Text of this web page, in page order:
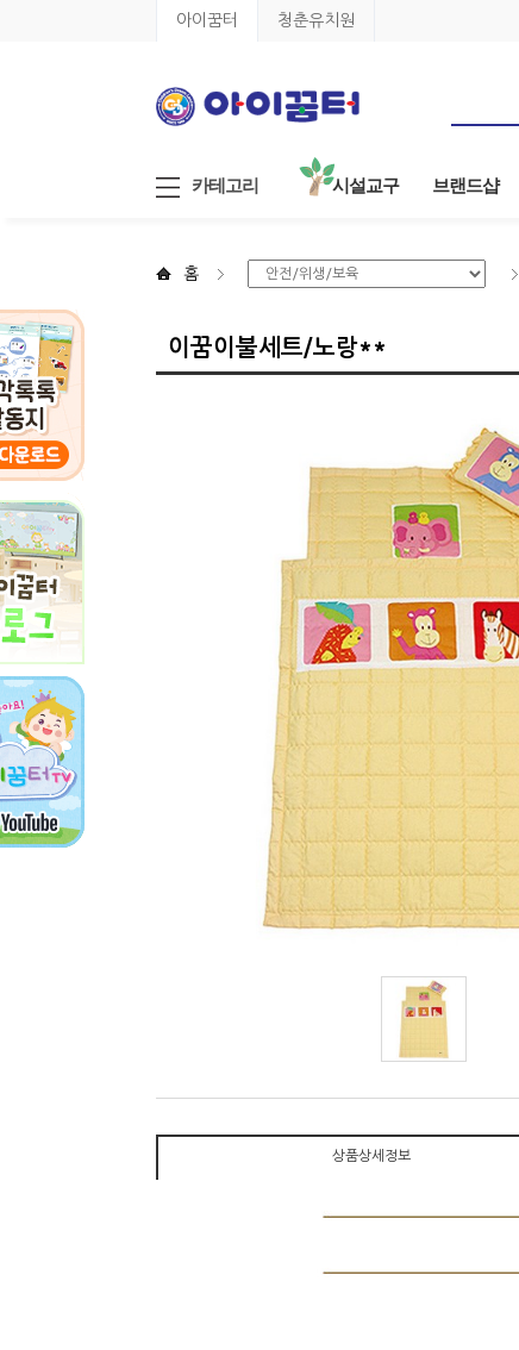
아이꿈터 청춘유치원
카테고리 시설교구 브랜드샵
홈
이꿈이불세트/노랑**
상품상세정보